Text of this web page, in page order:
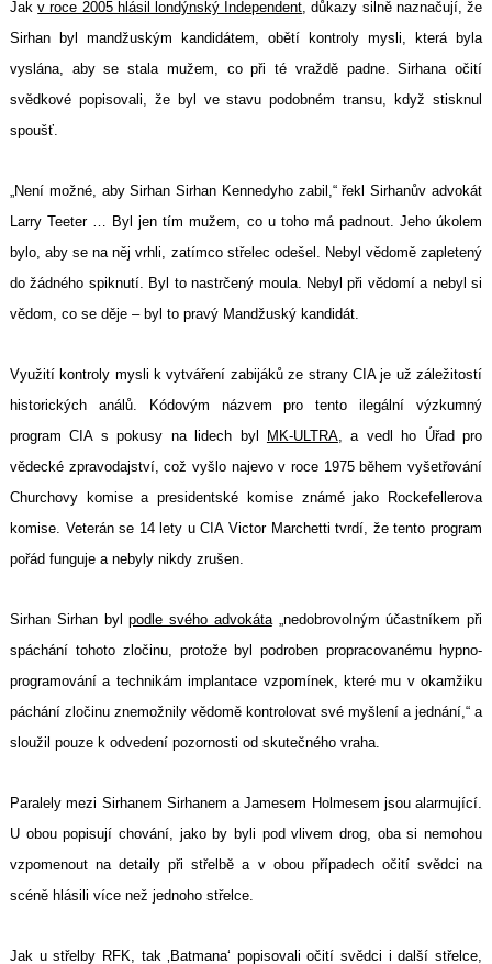
Jakv roce 2005 hlásil londýnský Independent, důkazy silně naznačují, že
Sirhan byl mandžuským kandidátem, obětí kontroly mysli, která byla
vyslána, aby se stala mužem, co při té vraždě padne. Sirhana očití
svědkové popisovali, že byl ve stavu podobném transu, když stisknul
spoušť.
„Není možné, aby Sirhan Sirhan Kennedyho zabil,“ řekl Sirhanův advokát
Larry Teeter … Byl jen tím mužem, co u toho má padnout. Jeho úkolem
bylo, aby se na něj vrhli, zatímco střelec odešel. Nebyl vědomě zapletený
do žádného spiknutí. Byl to nastrčený moula. Nebyl při vědomí a nebyl si
vědom, co se děje – byl to pravý Mandžuský kandidát.
Využití kontroly mysli k vytváření zabijáků ze strany CIA je už záležitostí
historických análů. Kódovým názvem pro tento ilegální výzkumný
program CIA s pokusy na lidech byl
MK-ULTRA, a vedl ho Úřad pro
vědecké zpravodajství, což vyšlo najevo v roce 1975 během vyšetřování
Churchovy komise a presidentské komise známé jako Rockefellerova
komise. Veterán se 14 lety u CIA Victor Marchetti tvrdí, že tento program
pořád funguje a nebyly nikdy zrušen.
Sirhan Sirhan bylpodle svého advokáta„nedobrovolným účastníkem při
spáchání tohoto zločinu, protože byl podroben propracovanému hypno-
programování a technikám implantace vzpomínek, které mu v okamžiku
páchání zločinu znemožnily vědomě kontrolovat své myšlení a jednání,“ a
sloužil pouze k odvedení pozornosti od skutečného vraha.
Paralely mezi Sirhanem Sirhanem a Jamesem Holmesem jsou alarmující.
U obou popisují chování, jako by byli pod vlivem drog, oba si nemohou
vzpomenout na detaily při střelbě a v obou případech očití svědci na
scéně hlásili více než jednoho střelce.
Jak u střelby RFK, tak ‚Batmana‘ popisovali očití svědci i další střelce,